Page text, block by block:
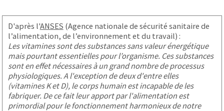
D'après l'ANSES (Agence nationale de sécurité sanitaire de
l’alimentation, de l’environnement et du travail) :
Les vitamines sont des substances sans valeur énergétique
mais pourtant essentielles pour l’organisme. Ces substances
sont en effet nécessaires à un grand nombre de processus
physiologiques. A l'exception de deux d'entre elles
(vitamines K et D), le corps humain est incapable de les
fabriquer. De ce fait leur apport par l'alimentation est
primordial pour le fonctionnement harmonieux de notre